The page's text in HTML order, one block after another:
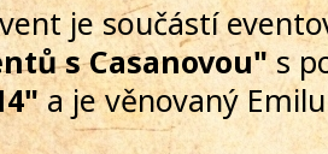
je součástí
s Casanovou"s
a je věnovaný